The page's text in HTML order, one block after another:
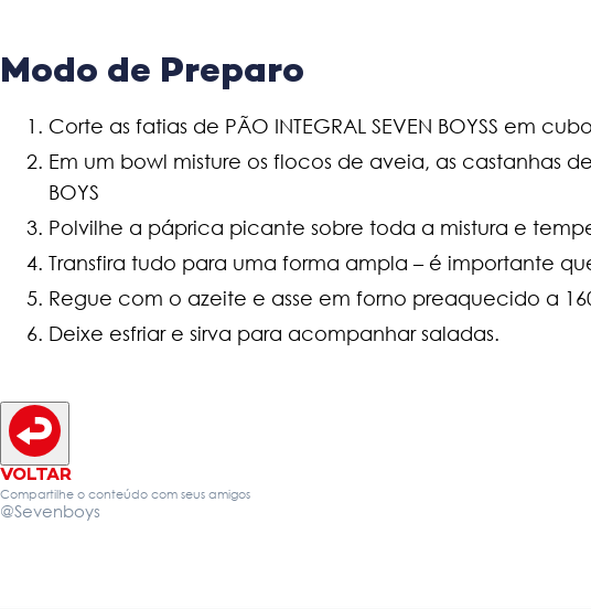
Modo de Preparo
Corte as fatias de PÃO INTEGRAL SEVEN BOYSS em
Em um bowl misture os flocos de aveia, as castanhas
BOYS
Polvilhe a páprica picante sobre toda a mistura e
Transfira tudo para uma forma ampla – é importante
Regue com o azeite e asse em forno preaquecido a
Deixe esfriar e sirva para acompanhar saladas.
VOLTAR
Compartilhe o conteúdo com seus amigos
@Sevenboys